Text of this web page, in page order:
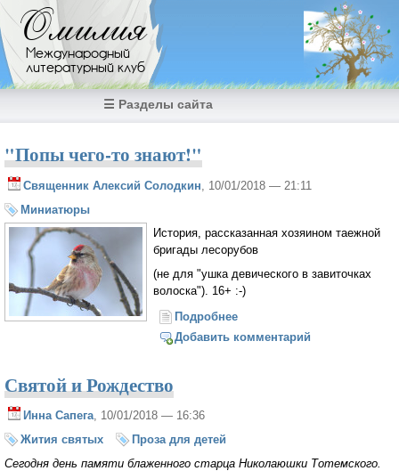
Перейти к основному содержанию
Омилия
Международный
литературный клуб
☰ Разделы сайта
"Попы чего-то знают!"
Священник Алексий Солодкин , 10/01/2018 — 21:11
Миниатюры
История, рассказанная хозяином таежной
бригады лесорубов
(не для "ушка девического в завиточках
волоска"). 16+ :-)
Подробнее
Добавить комментарий
Святой и Рождество
Инна Сапега, 10/01/2018 — 16:36
Жития святых
Проза для детей
Сегодня день памяти блаженного старца Николаюшки Тотемского.